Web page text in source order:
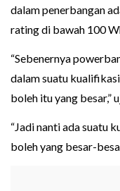
dalam penerbangan
rating di bawah 100
“Sebenernya
dalam suatu
boleh itu yang besar,”
“Jadi nanti ada suatu
boleh yang besar-